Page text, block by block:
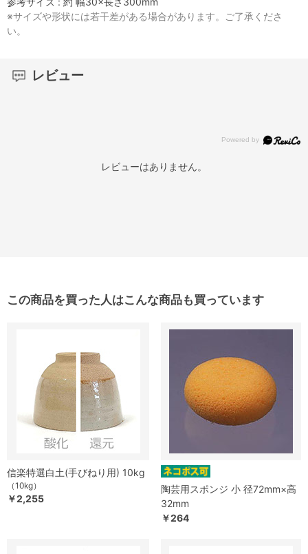
※サイズや形状には若干差がある場合があります。ご了承くださ
い。
レビュー
レビューはありません。
この商品を買った人はこんな商品も買っています
信楽特選白土(手びねり用) 10kg
（10kg）
￥2,255
陶芸用スポンジ 小 径72mm×高
32mm
￥264